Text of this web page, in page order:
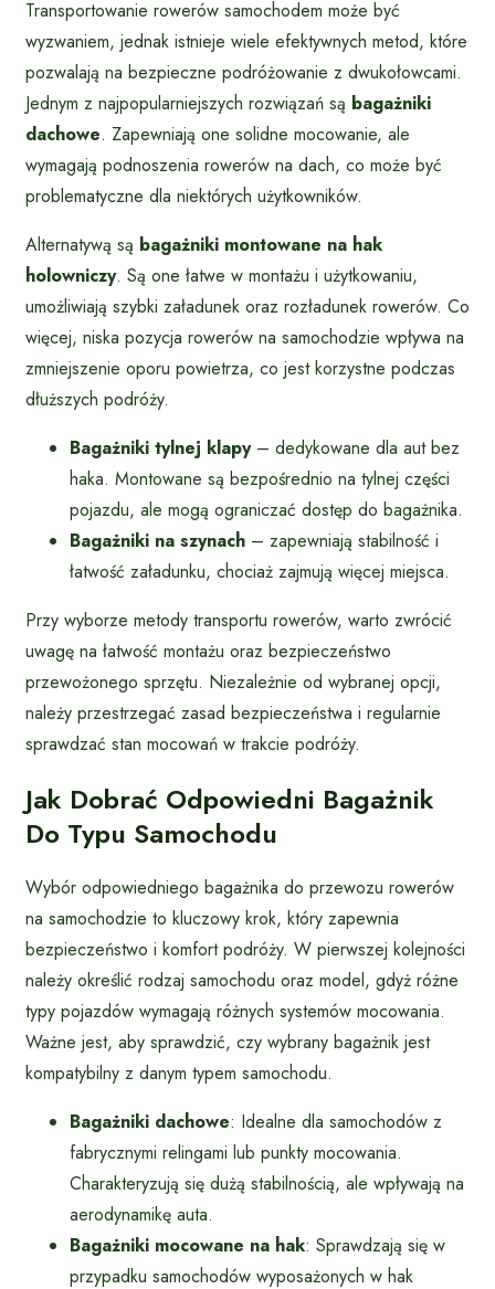
Transportowanie rowerów samochodem może być
wyzwaniem, jednak istnieje wiele efektywnych metod, które
pozwalają na bezpieczne podróżowanie z dwukołowcami.
Jednym z najpopularniejszych rozwiązań są bagażniki
dachowe. Zapewniają one solidne mocowanie, ale
wymagają podnoszenia rowerów na dach, co może być
problematyczne dla niektórych użytkowników.
Alternatywą są bagażniki montowane na hak
holowniczy. Są one łatwe w montażu i użytkowaniu,
umożliwiają szybki załadunek oraz rozładunek rowerów. Co
więcej, niska pozycja rowerów na samochodzie wpływa na
zmniejszenie oporu powietrza, co jest korzystne podczas
dłuższych podróży.
Bagażniki tylnej klapy– dedykowane dla aut bez
haka. Montowane są bezpośrednio na tylnej części
pojazdu, ale mogą ograniczać dostęp do bagażnika.
Bagażniki na szynach – zapewniają stabilność i
łatwość załadunku, chociaż zajmują więcej miejsca.
Przy wyborze metody transportu rowerów, warto zwrócić
uwagę na łatwość montażu oraz bezpieczeństwo
przewożonego sprzętu. Niezależnie od wybranej opcji,
należy przestrzegać zasad bezpieczeństwa i regularnie
sprawdzać stan mocowań w trakcie podróży.
Jak Dobrać Odpowiedni Bagażnik
Do Typu Samochodu
Wybór odpowiedniego bagażnika do przewozu rowerów
na samochodzie to kluczowy krok, który zapewnia
bezpieczeństwo i komfort podróży. W pierwszej kolejności
należy określić rodzaj samochodu oraz model, gdyż różne
typy pojazdów wymagają różnych systemów mocowania.
Ważne jest, aby sprawdzić, czy wybrany bagażnik jest
kompatybilny z danym typem samochodu.
Bagażniki dachowe: Idealne dla samochodów z
fabrycznymi relingami lub punkty mocowania.
Charakteryzują się dużą stabilnością, ale wpływają na
aerodynamikę auta.
Bagażniki mocowane na hak: Sprawdzają się w
przypadku samochodów wyposażonych w hak